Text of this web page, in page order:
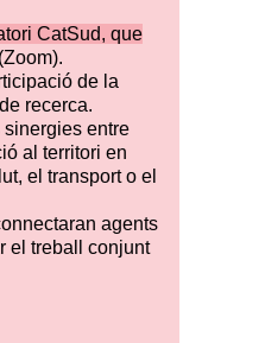
CatSud, que
(Zoom).
de la
recerca.
entre
al territori en
el transport o el
agents
el treball conjunt